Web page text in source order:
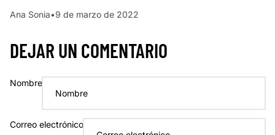
Ana Sonia•9 de marzo de 2022
DEJAR UN COMENTARIO
Nombre
Correo electrónico